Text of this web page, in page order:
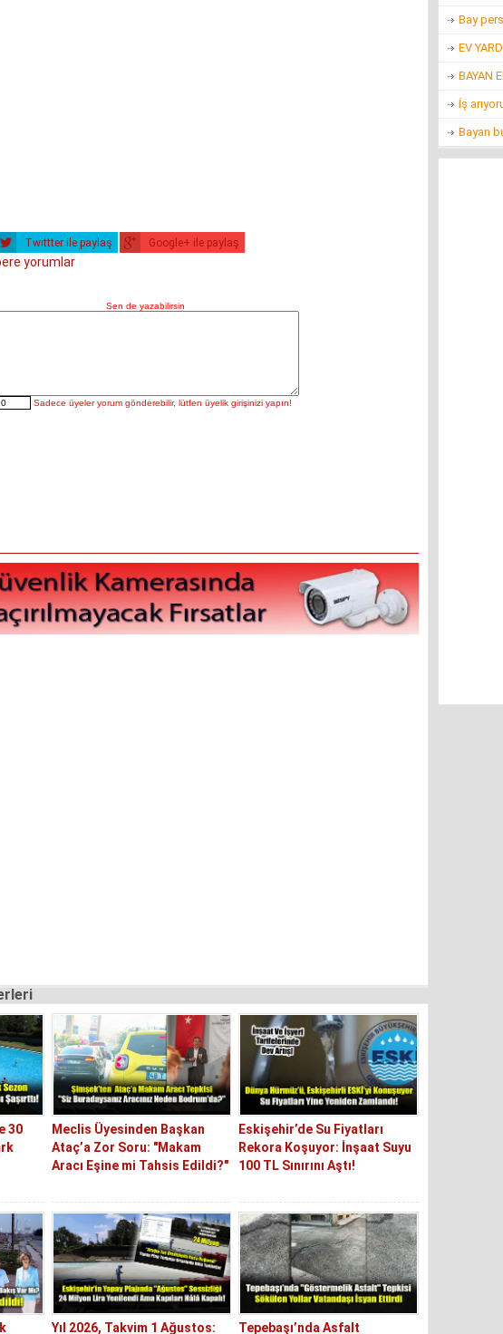
Twittter ile paylaş Google+ ile paylaş
yorumlar
30
Meclis Üyesinden Başkan
Ataç’a Zor Soru: "Makam
Aracı Eşine mi Tahsis Edildi?"
Eskişehir’de Su Fiyatları
Rekora Koşuyor: İnşaat Suyu
100 TL Sınırını Aştı!
Yıl 2026, Takvim 1 Ağustos: Tepebaşı’nda Asfalt
Bay
EV
BAYAN
İş
Bayan